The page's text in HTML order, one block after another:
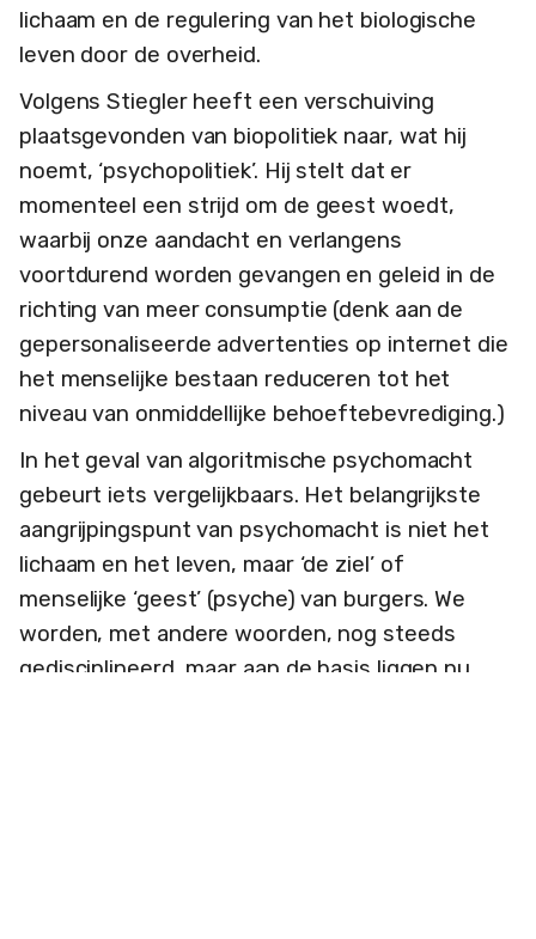
lichaam en de regulering van het biologische
leven door de overheid.
Volgens Stiegler heeft een verschuiving
plaatsgevonden van biopolitiek naar, wat hij
noemt, ‘psychopolitiek’. Hij stelt dat er
momenteel een strijd om de geest woedt,
waarbij onze aandacht en verlangens
voortdurend worden gevangen en geleid in de
richting van meer consumptie (denk aan de
gepersonaliseerde advertenties op internet die
het menselijke bestaan reduceren tot het
niveau van onmiddellijke behoeftebevrediging.)
In het geval van algoritmische psychomacht
gebeurt iets vergelijkbaars. Het belangrijkste
aangrijpingspunt van psychomacht is niet het
lichaam en het leven, maar ‘de ziel’ of
menselijke ‘geest’ (psyche) van burgers. We
worden, met andere woorden, nog steeds
gedisciplineerd, maar aan de basis liggen nu